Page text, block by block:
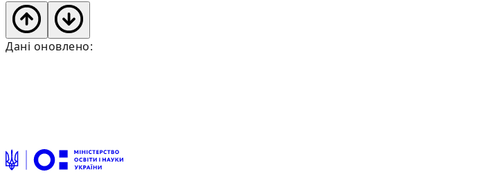
Дані оновлено: